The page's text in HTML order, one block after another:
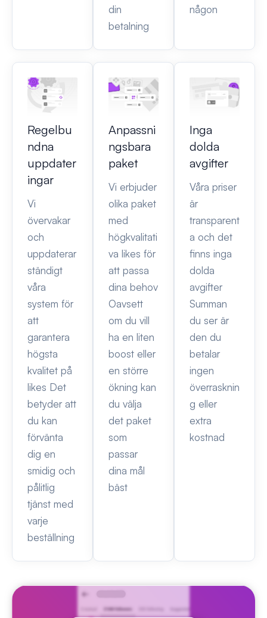
din
betalning
någon
Regelbu
ndna
uppdater
ingar
Vi
övervakar
och
uppdaterar
ständigt
våra
system för
att
garantera
högsta
kvalitet på
likes Det
betyder att
du kan
förvänta
dig en
smidig och
pålitlig
tjänst med
varje
beställning
Anpassni
ngsbara
paket
Vi erbjuder
olika paket
med
högkvalitati
va likes för
att passa
dina behov
Oavsett
om du vill
ha en liten
boost eller
en större
ökning kan
du välja
det paket
som
passar
dina mål
bäst
Inga
dolda
avgifter
Våra priser
är
transparent
a och det
finns inga
dolda
avgifter
Summan
du ser är
den du
betalar
ingen
överrasknin
g eller
extra
kostnad